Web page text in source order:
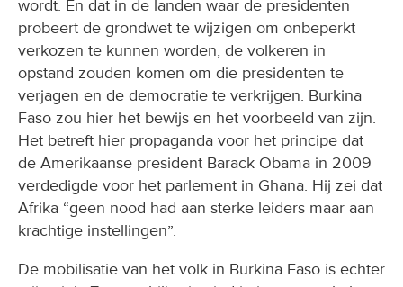
wordt. En dat in de landen waar de presidenten
probeert de grondwet te wijzigen om onbeperkt
verkozen te kunnen worden, de volkeren in
opstand zouden komen om die presidenten te
verjagen en de democratie te verkrijgen. Burkina
Faso zou hier het bewijs en het voorbeeld van zijn.
Het betreft hier propaganda voor het principe dat
de Amerikaanse president Barack Obama in 2009
verdedigde voor het parlement in Ghana. Hij zei dat
Afrika “geen nood had aan sterke leiders maar aan
krachtige instellingen”.
De mobilisatie van het volk in Burkina Faso is echter